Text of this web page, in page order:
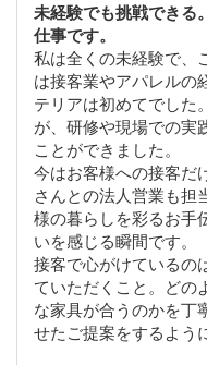
未経験でも挑戦できる
仕事です。
私は全くの未経験で、
は接客業やアパレルの
テリアは初めてでした
が、研修や現場での実
ことができました。
今はお客様への接客だ
さんとの法人営業も担
様の暮らしを彩るお手
いを感じる瞬間です。
接客で心がけているの
ていただくこと。どの
な家具が合うのかを丁
せたご提案をするよう